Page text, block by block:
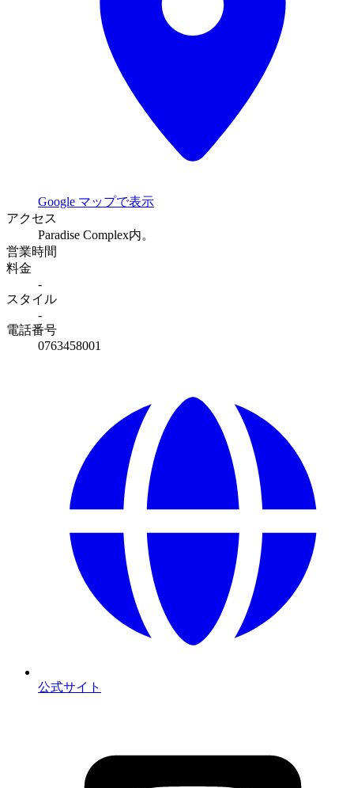
Google マップで表示
アクセス
Paradise Complex内。
営業時間
料金
-
スタイル
-
電話番号
0763458001
公式サイト